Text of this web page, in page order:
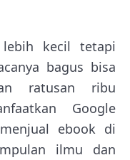
kecil tetapi
bagus bisa
ratusan ribu
Google
ebook di
ilmu dan